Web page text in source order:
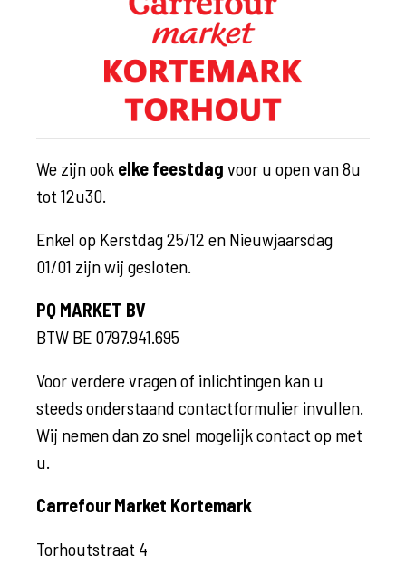
We zijn ook elke feestdag voor u open van 8u
tot 12u30.
Enkel op Kerstdag 25/12 en Nieuwjaarsdag
01/01 zijn wij gesloten.
PQ MARKET BV
BTW BE 0797.941.695
Voor verdere vragen of inlichtingen kan u
steeds onderstaand contactformulier invullen.
Wij nemen dan zo snel mogelijk contact op met
u.
Carrefour Market Kortemark
Torhoutstraat 4